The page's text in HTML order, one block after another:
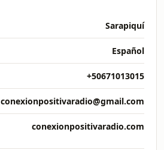
Sarapiquí
Español
+50671013015
conexionpositivaradio@gmail.com
conexionpositivaradio.com